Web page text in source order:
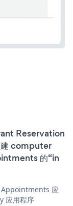
Reservation
computer
的“in
应
应用程序